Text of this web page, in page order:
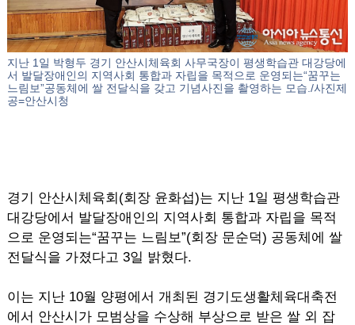
지난 1일 박형두 경기 안산시체육회 사무국장이 평생학습관 대강당에
서 발달장애인의 지역사회 통합과 자립을 목적으로 운영되는“꿈꾸는
느림보”공동체에 쌀 전달식을 갖고 기념사진을 촬영하는 모습./사진제
공=안산시청
경기 안산시체육회(회장 윤화섭)는 지난 1일 평생학습관
대강당에서 발달장애인의 지역사회 통합과 자립을 목적
으로 운영되는“꿈꾸는 느림보”(회장 문순덕) 공동체에 쌀
전달식을 가졌다고 3일 밝혔다.
이는 지난 10월 양평에서 개최된 경기도생활체육대축전
에서 안산시가 모범상을 수상해 부상으로 받은 쌀 외 잡